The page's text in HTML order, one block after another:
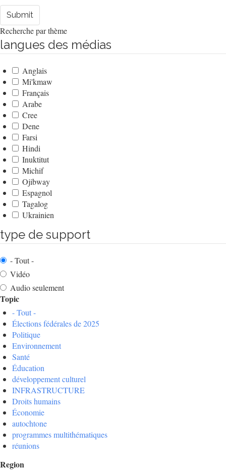
Submit
Recherche par thème
langues des médias
Anglais
Mi'kmaw
Français
Arabe
Cree
Dene
Farsi
Hindi
Inuktitut
Michif
Ojibway
Espagnol
Tagalog
Ukrainien
type de support
- Tout -
Vidéo
Audio seulement
Topic
- Tout -
Élections fédérales de 2025
Politique
Environnement
Santé
Éducation
développement culturel
INFRASTRUCTURE
Droits humains
Économie
autochtone
programmes multithématiques
réunions
Region